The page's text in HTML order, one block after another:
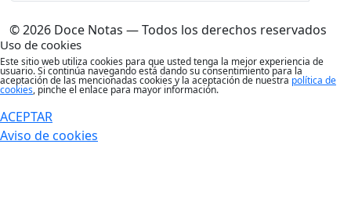
© 2026 Doce Notas — Todos los derechos reservados
Uso de cookies
Este sitio web utiliza cookies para que usted tenga la mejor experiencia de
usuario. Si continúa navegando está dando su consentimiento para la
aceptación de las mencionadas cookies y la aceptación de nuestra política de
cookies, pinche el enlace para mayor información.
ACEPTAR
Aviso de cookies